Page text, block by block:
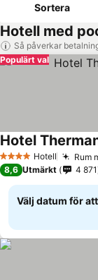
Sortera
Hotell med
Så påverkar
Populärt val
4 StjärnorHotell Rum
Hotel
8,6 Utmärkt 4 871
Välj datum för